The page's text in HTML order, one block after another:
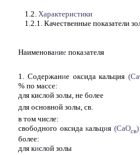
1.2. Характеристики
1.2.1. Качественные показатели
Наименование показателя
1. Содержание оксида кальция
% по массе:
для кислой золы, не более
для основной золы, св.
в том числе:
свободного оксида кальция (СаОсв)
более:
для кислой золы